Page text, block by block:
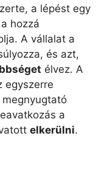
a lépést egy
hozzá
A vállalat a
és azt,
élvez. A
egyszerre
megnyugtató
a
elkerülni.